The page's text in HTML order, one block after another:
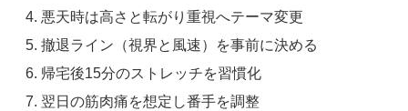
悪天時は高さと転がり重視へテーマ変更
撤退ライン（視界と風速）を事前に決める
帰宅後15分のストレッチを習慣化
翌日の筋肉痛を想定し番手を調整